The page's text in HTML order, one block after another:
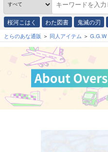
桜河こはく わた図書 鬼滅の刃
とらのあな通販 同人アイテム G.G.W